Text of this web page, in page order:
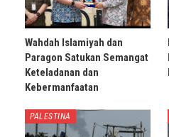
Wahdah Islamiyah dan
Paragon Satukan Semangat
Keteladanan dan
Kebermanfaatan
PALESTINA